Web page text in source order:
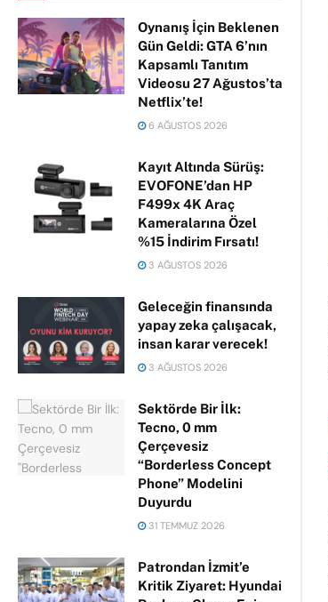
Oynanış İçin Beklenen
Gün Geldi: GTA 6’nın
Kapsamlı Tanıtım
Videosu 27 Ağustos’ta
Netflix’te!
6 AĞUSTOS 2026
Kayıt Altında Sürüş:
EVOFONE’dan HP
F499x 4K Araç
Kameralarına Özel
%15 İndirim Fırsatı!
3 AĞUSTOS 2026
Geleceğin finansında
yapay zeka çalışacak,
insan karar verecek!
3 AĞUSTOS 2026
Sektörde Bir İlk:
Tecno, 0 mm
Çerçevesiz
“Borderless Concept
Phone” Modelini
Duyurdu
31 TEMMUZ 2026
Patrondan İzmit’e
Kritik Ziyaret: Hyundai